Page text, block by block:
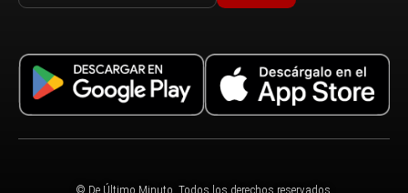
© De Último Minuto. Todos los derechos reservados.